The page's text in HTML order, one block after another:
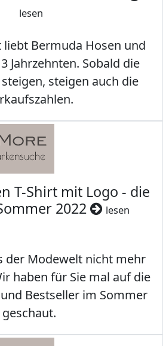
lesen
Bermuda Hosen und
Jahrzehnten. Sobald die
steigen auch die
T-Shirt mit Logo - die
2022
lesen
der Modewelt nicht mehr
haben für Sie mal auf die
Bestseller im Sommer
geschaut.